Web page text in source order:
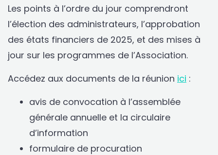
Les points à l’ordre du jour comprendront
l’élection des administrateurs, l’approbation
des états financiers de 2025, et des mises à
jour sur les programmes de l’Association.
Accédez aux documents de la réunion ici :
avis de convocation à l’assemblée
générale annuelle et la circulaire
d’information
formulaire de procuration